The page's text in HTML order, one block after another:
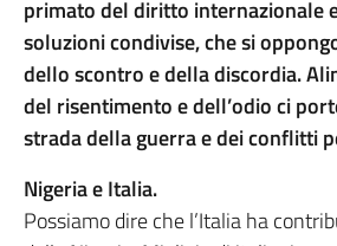
primato del diritto internazionale
soluzioni condivise, che si
dello scontro e della discordia.
del risentimento e dell’odio ci
strada della guerra e dei conflitti
Nigeria e Italia.
Possiamo dire che l’Italia ha